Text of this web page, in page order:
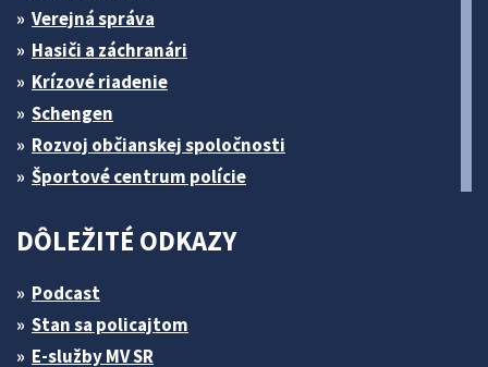
Verejná správa
Hasiči a záchranári
Krízové riadenie
Schengen
Rozvoj občianskej spoločnosti
Športové centrum polície
DÔLEŽITÉ ODKAZY
Podcast
Stan sa policajtom
E-služby MV SR